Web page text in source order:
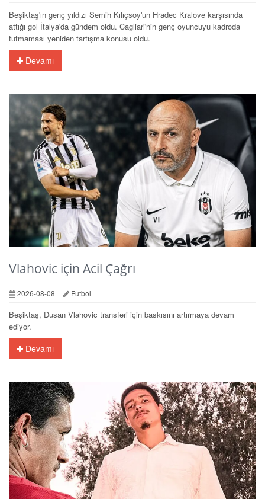
Beşiktaş'ın genç yıldızı Semih Kılıçsoy'un Hradec Kralove karşısında
attığı gol İtalya'da gündem oldu. Cagliari'nin genç oyuncuyu kadroda
tutmaması yeniden tartışma konusu oldu.
Devamı
Vlahovic için Acil Çağrı
2026-08-08 Futbol
Beşiktaş, Dusan Vlahovic transferi için baskısını artırmaya devam
ediyor.
Devamı